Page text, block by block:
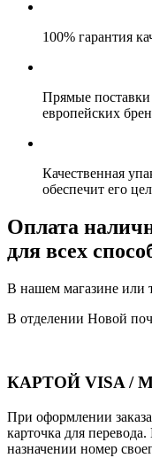
100% гарантия
Прямые
европейских
Качественная
обеспечит его
Оплата
для всех
В нашем магазине или
В отделении Новой
КАРТОЙ VISA /
При оформлении
карточка для
назначении номер